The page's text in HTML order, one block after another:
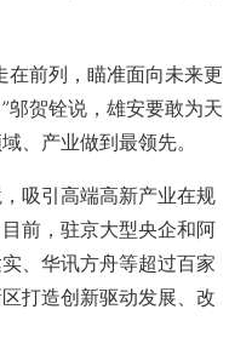
前列，瞄准面向未来更
邬贺铨说，雄安要敢为天
、产业做到最领先。
吸引高端高新产业在规
前，驻京大型央企和阿
、华讯方舟等超过百家
打造创新驱动发展、改